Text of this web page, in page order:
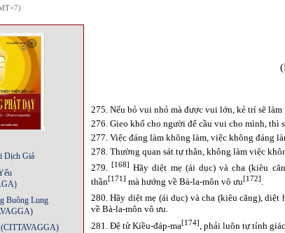
Dịch Giả
Buông Lung
275. Nếu bỏ vui nhỏ mà được vui lớn, kẻ trí sẽ làm
276. Gieo khổ cho người để cầu vui cho mình, thì
277. Việc đáng làm không làm, việc không đáng
278. Thường quan sát tự thân, không làm việc
279.[168] Hãy diệt mẹ (ái dục) và cha (kiêu
thần[171] mà hướng về Bà-la-môn vô ưu[172]
280. Hãy diệt mẹ (ái dục) và cha (kiêu căng),
về Bà-la-môn vô ưu.
281. Đệ tử Kiều-đáp-ma[174] , phải luôn tự tỉnh